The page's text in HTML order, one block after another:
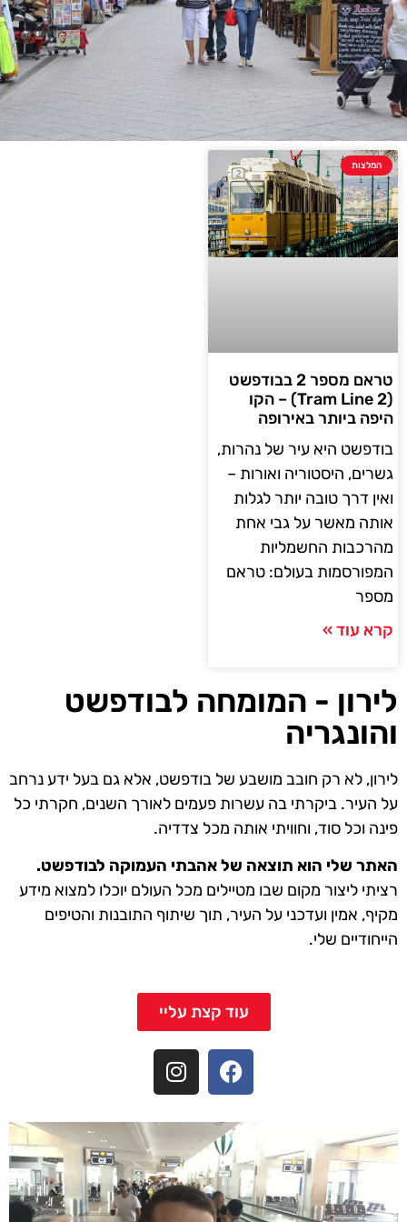
המלצות
טראם מספר 2 בבודפשט
(Tram Line 2) – הקו
היפה ביותר באירופה
בודפשט היא עיר של נהרות,
גשרים, היסטוריה ואורות –
ואין דרך טובה יותר לגלות
אותה מאשר על גבי אחת
מהרכבות החשמליות
המפורסמות בעולם: טראם
מספר
קרא עוד »
לירון - המומחה לבודפשט
והונגריה
לירון, לא רק חובב מושבע של בודפשט, אלא גם בעל ידע נרחב
על העיר. ביקרתי בה עשרות פעמים לאורך השנים, חקרתי כל
פינה וכל סוד, וחוויתי אותה מכל צדדיה.
האתר שלי הוא תוצאה של אהבתי העמוקה לבודפשט.
רציתי ליצור מקום שבו מטיילים מכל העולם יוכלו למצוא מידע
מקיף, אמין ועדכני על העיר, תוך שיתוף התובנות והטיפים
הייחודיים שלי.
עוד קצת עליי